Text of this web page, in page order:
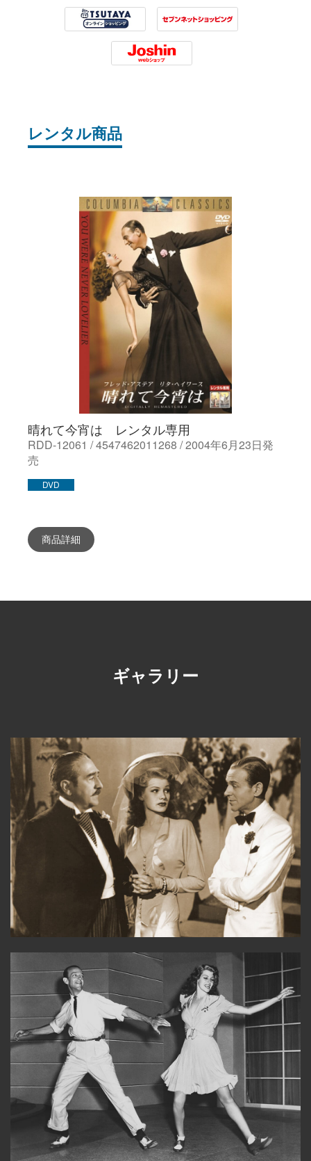
Tsutaya 7net
Joshin
レンタル商品
晴れて今宵は レンタル専用
RDD-12061 / 4547462011268 / 2004年6月23日発
売
DVD
商品詳細
ギャラリー